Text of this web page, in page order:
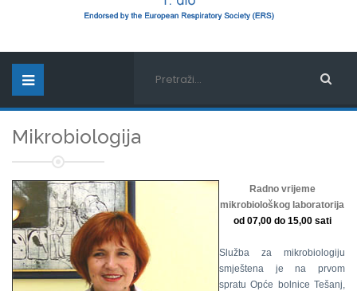
Mikrobiologija
Radno vrijeme
mikrobiološkog laboratorija
od 07,00 do 15,00 sati
Služba za mikrobiologiju
smještena je na prvom
spratu Opće bolnice Tešanj,